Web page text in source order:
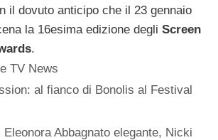
il dovuto anticipo che il 23 gennaio
la 16esima edizione degli Screen
.
TV News
al fianco di Bonolis al Festival
Eleonora Abbagnato elegante, Nicki